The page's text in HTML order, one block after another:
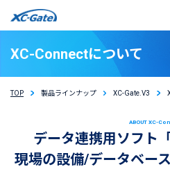
XC-Connectについて
TOP 製品ラインナップ XC-Gate.V3
ABOUT XC-
データ連携用ソフト
現場の設備/データベー